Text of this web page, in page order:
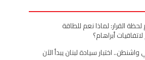
القرار: لماذا نعم للطاقة
أبراهام؟
اختبار سيادة لبنان يبدأ الآن